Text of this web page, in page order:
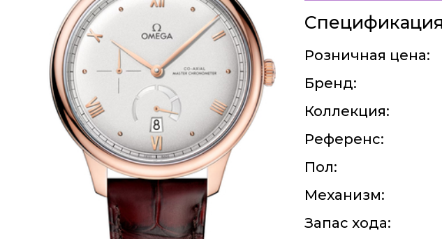
Розничная цена:
Бренд:
Коллекция:
Референс:
Пол:
Механизм:
Запас хода: